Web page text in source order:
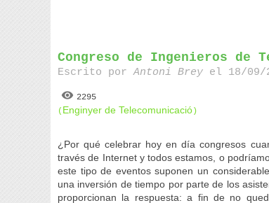
Congreso de Ingenieros de
Escrito porAntoni Brey el 18/09/
2295
( Enginyer de Telecomunicació )
¿Por qué celebrar hoy en día congresos
través de Internet y todos estamos, o
este tipo de eventos suponen un
una inversión de tiempo por parte de los
proporcionan la respuesta: a fin de no